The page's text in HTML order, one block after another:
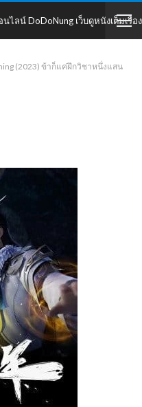
ลน์ DoDoNung เว็บดูหนังเต็มเรื่อง
(2023) ข้าก็แค่ฝึกวิชาหนึ่งแสน